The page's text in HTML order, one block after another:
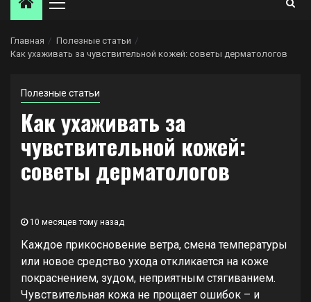
Основное
Главная
Полезные статьи
Как ухаживать за чувствительной кожей: советы дерматологов
Полезные статьи
Как ухаживать за
чувствительной кожей:
советы дерматологов
10 месяцев тому назад
Каждое прикосновение ветра, смена температуры
или новое средство ухода откликается на коже
покраснением, зудом, неприятным стягиванием.
Чувствительная кожа не прощает ошибок – и